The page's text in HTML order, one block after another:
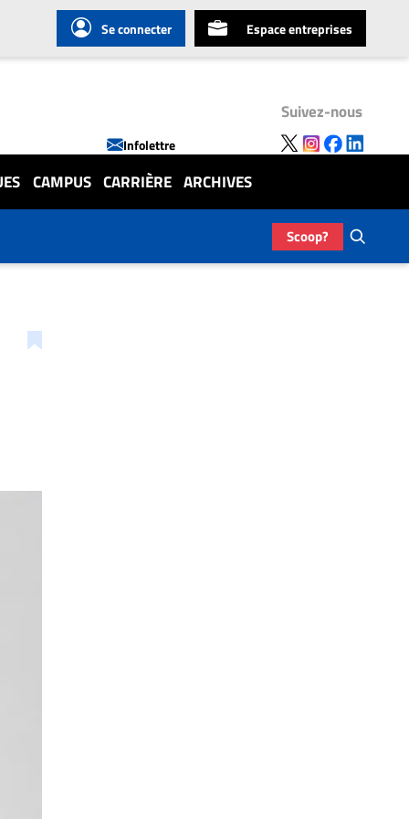
Se connecter Espace entreprises
Infolettre
Suivez-nous
CAMPUS CARRIÈRE ARCHIVES
Scoop?